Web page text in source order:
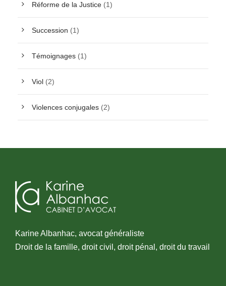
Réforme de la Justice (1)
Succession (1)
Témoignages (1)
Viol (2)
Violences conjugales (2)
Karine Albanhac, avocat généraliste
Droit de la famille, droit civil, droit pénal, droit du travail